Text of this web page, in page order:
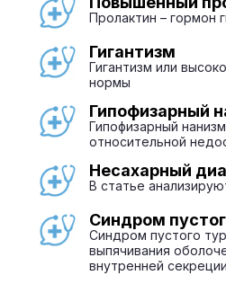
Пролактин – гормон
Гигантизм
Гигантизм или
нормы
Гипофизарный
Гипофизарный
относительной
Несахарный
В статье
Синдром
Синдром пустого
выпячивания
внутренней